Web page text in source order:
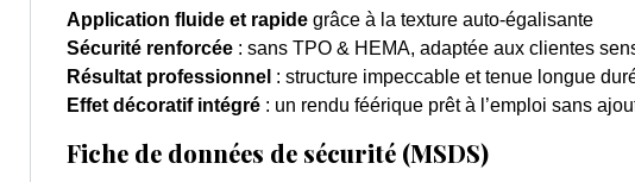
Application fluide et rapide grâce à la texture auto-égalisante
Sécurité renforcée : sans TPO & HEMA, adaptée aux clientes
Résultat professionnel : structure impeccable et tenue longue
Effet décoratif intégré : un rendu féérique prêt à l’emploi sans
Fiche de données de sécurité (MSDS)